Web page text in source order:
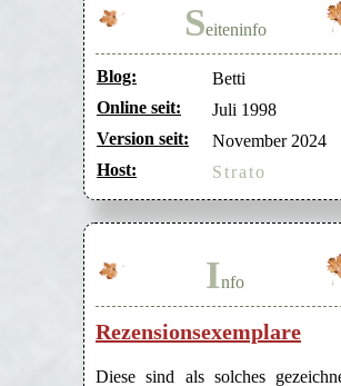
Seiteninfo
Blog:
Betti
Online seit:
Juli 1998
Version seit:
November 2024
Host:
Strato
Info
Rezensionsexemplare
Diese sind als solches